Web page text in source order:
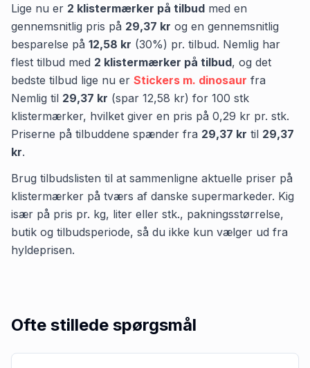
Lige nu er 2 klistermærker på tilbud med en
gennemsnitlig pris på 29,37 kr og en gennemsnitlig
besparelse på 12,58 kr (30%) pr. tilbud. Nemlig har
flest tilbud med 2 klistermærker på tilbud, og det
bedste tilbud lige nu er Stickers m. dinosaur fra
Nemlig til 29,37 kr (spar 12,58 kr) for 100 stk
klistermærker, hvilket giver en pris på 0,29 kr pr. stk.
Priserne på tilbuddene spænder fra 29,37 kr til 29,37
kr.
Brug tilbudslisten til at sammenligne aktuelle priser på
klistermærker på tværs af danske supermarkeder. Kig
især på pris pr. kg, liter eller stk., pakningsstørrelse,
butik og tilbudsperiode, så du ikke kun vælger ud fra
hyldeprisen.
Ofte stillede spørgsmål